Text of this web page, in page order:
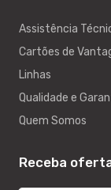
Assistência
Cartões de
Linhas
Qualidade e
Quem Somos
Receba